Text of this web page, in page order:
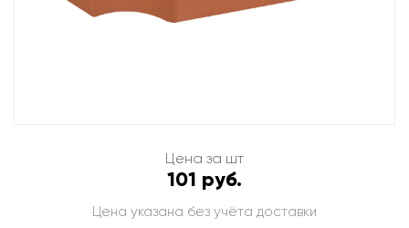
Цена за шт
101 руб.
Цена указана без учёта доставки